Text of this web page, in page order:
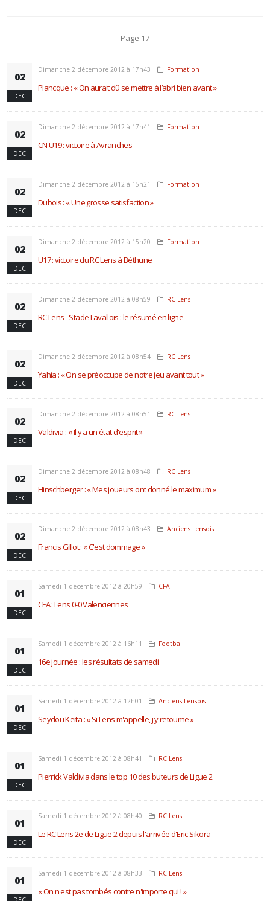
Page 17
02
DEC
Dimanche 2 décembre 2012 à 17h43 Formation
Plancque : « On aurait dû se mettre à l’abri bien avant »
02
DEC
Dimanche 2 décembre 2012 à 17h41 Formation
CN U19 : victoire à Avranches
02
DEC
Dimanche 2 décembre 2012 à 15h21 Formation
Dubois : « Une grosse satisfaction »
02
DEC
Dimanche 2 décembre 2012 à 15h20 Formation
U17 : victoire du RC Lens à Béthune
02
DEC
Dimanche 2 décembre 2012 à 08h59 RC Lens
RC Lens - Stade Lavallois : le résumé en ligne
02
DEC
Dimanche 2 décembre 2012 à 08h54 RC Lens
Yahia : « On se préoccupe de notre jeu avant tout »
02
DEC
Dimanche 2 décembre 2012 à 08h51 RC Lens
Valdivia : « Il y a un état d'esprit »
02
DEC
Dimanche 2 décembre 2012 à 08h48 RC Lens
Hinschberger : « Mes joueurs ont donné le maximum »
02
DEC
Dimanche 2 décembre 2012 à 08h43 Anciens Lensois
Francis Gillot : « C'est dommage »
01
DEC
Samedi 1 décembre 2012 à 20h59 CFA
CFA : Lens 0-0 Valenciennes
01
DEC
Samedi 1 décembre 2012 à 16h11 Football
16e journée : les résultats de samedi
01
DEC
Samedi 1 décembre 2012 à 12h01 Anciens Lensois
Seydou Keita : « Si Lens m'appelle, j'y retourne »
01
DEC
Samedi 1 décembre 2012 à 08h41 RC Lens
Pierrick Valdivia dans le top 10 des buteurs de Ligue 2
01
DEC
Samedi 1 décembre 2012 à 08h40 RC Lens
Le RC Lens 2e de Ligue 2 depuis l'arrivée d'Eric Sikora
01
Samedi 1 décembre 2012 à 08h33 RC Lens
« On n'est pas tombés contre n'importe qui ! »